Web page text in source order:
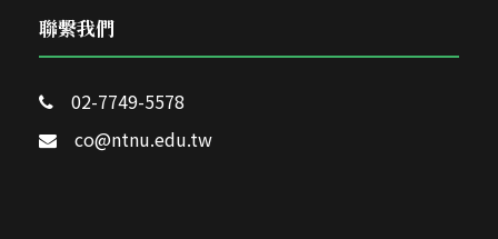
聯繫我們
02-7749-5578
co@ntnu.edu.tw